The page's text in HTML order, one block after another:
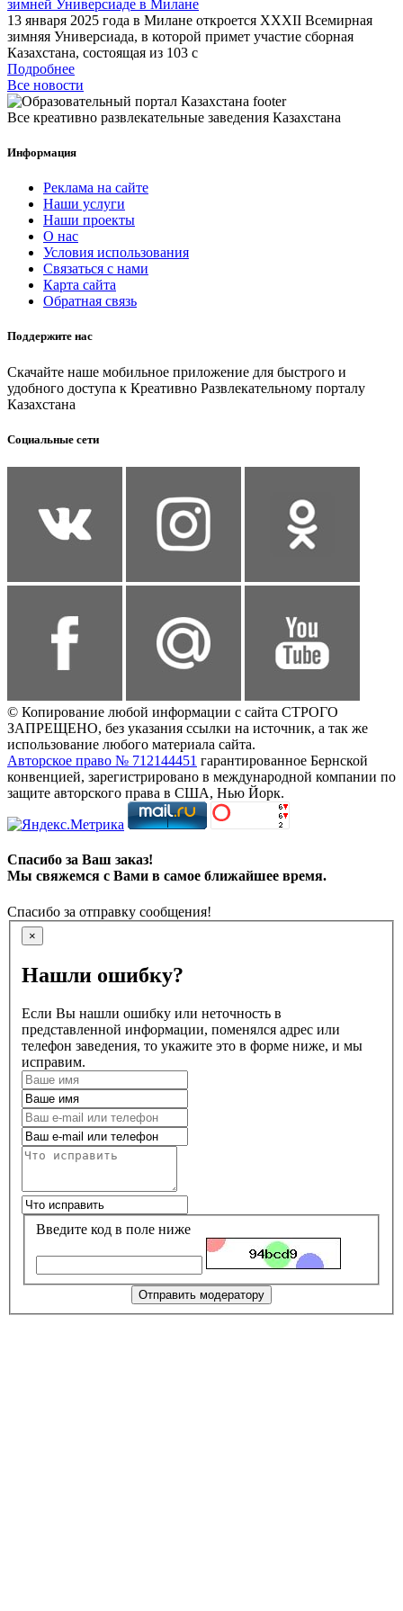
зимней Универсиаде в Милане
13 января 2025 года в Милане откроется XXXII Всемирная
зимняя Универсиада, в которой примет участие сборная
Казахстана, состоящая из 103 с
Подробнее
Все новости
Все креативно развлекательные заведения Казахстана
Информация
Реклама на сайте
Наши услуги
Наши проекты
О нас
Условия использования
Связаться с нами
Карта сайта
Обратная связь
Поддержите нас
Скачайте наше мобильное приложение для быстрого и
удобного доступа к Креативно Развлекательному порталу
Казахстана
Социальные сети
© Копирование любой информации с сайта СТРОГО
ЗАПРЕЩЕНО, без указания ссылки на источник, а так же
использование любого материала сайта.
Авторское право № 712144451 гарантированное Бернской
конвенцией, зарегистрировано в международной компании по
защите авторского права в США, Нью Йорк.
Спасибо за Ваш заказ!
Мы свяжемся с Вами в самое ближайшее время.
Спасибо за отправку сообщения!
×
Нашли ошибку?
Если Вы нашли ошибку или неточность в
представленной информации, поменялся адрес или
телефон заведения, то укажите это в форме ниже, и мы
исправим.
Введите код в поле ниже
Отправить модератору